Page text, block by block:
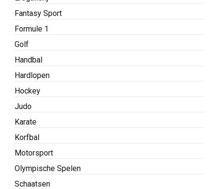
Fantasy Sport
Formule 1
Golf
Handbal
Hardlopen
Hockey
Judo
Karate
Korfbal
Motorsport
Olympische Spelen
Schaatsen